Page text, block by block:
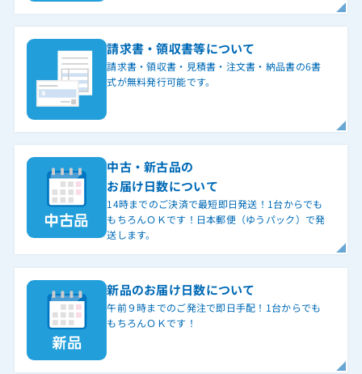
請求書・領収書等について
請求書・領収書・見積書・注文書・納品書の6書
式が無料発行可能です。
中古・新古品の
お届け日数について
14時までのご決済で最短即日発送！1台からでも
もちろんＯＫです！日本郵便（ゆうパック）で発
送します。
新品のお届け日数について
午前９時までのご発注で即日手配！1台からでも
もちろんＯＫです！